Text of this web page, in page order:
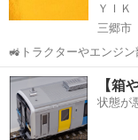
ＹＩＫ
三郷市
🚜トラクターやエンジ
「モノづくりに携わっ
な方にピッタリのお仕事です😊 ✅お仕事内容（詳し
広〜い工場内で、ト...
埼玉 三郷市 技
【箱
状態が